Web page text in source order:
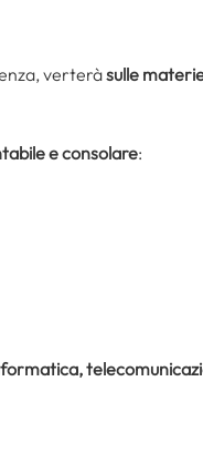
verteràsulle
e consolare: